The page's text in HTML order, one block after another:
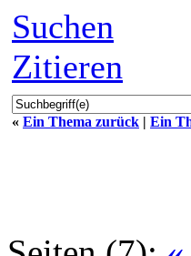
Suchen
Zitieren
« Ein Thema zurück | Ein